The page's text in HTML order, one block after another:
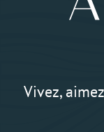
Vivez,